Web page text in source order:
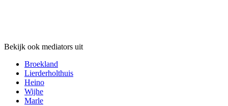
Bekijk ook mediators uit
Broekland
Lierderholthuis
Heino
Wijhe
Marle